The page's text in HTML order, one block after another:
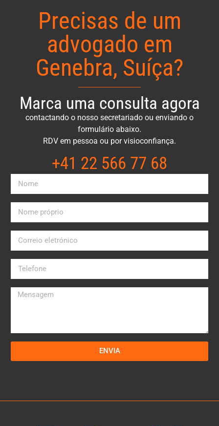
Precisas de um
advogado em
Genebra, Suíça?
Marca uma consulta agora
contactando o nosso secretariado ou enviando o
formulário abaixo.
RDV em pessoa ou por visioconfiança.
+41 22 566 77 68​
ENVIA